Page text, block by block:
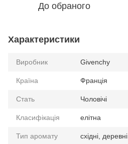
До обраного
Характеристики
Виробник Givenchy
Країна Франція
Стать Чоловічі
Класифікація елітна
Тип аромату східні, деревні